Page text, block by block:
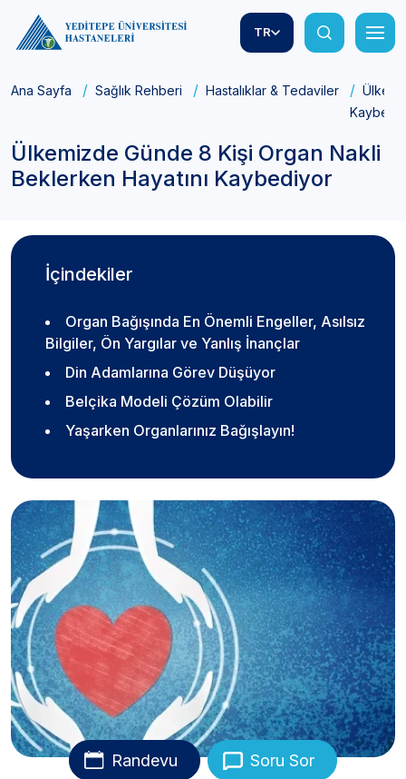
TR
Ana Sayfa Sağlık Rehberi Hastalıklar & Tedaviler
Ülkemizde Günde 8 Kişi Organ Nakli
Beklerken Hayatını Kaybediyor
İçindekiler
Organ Bağışında En Önemli Engeller, Asılsız
Bilgiler, Ön Yargılar ve Yanlış İnançlar
Din Adamlarına Görev Düşüyor
Belçika Modeli Çözüm Olabilir
Yaşarken Organlarınız Bağışlayın!
Randevu Soru Sor